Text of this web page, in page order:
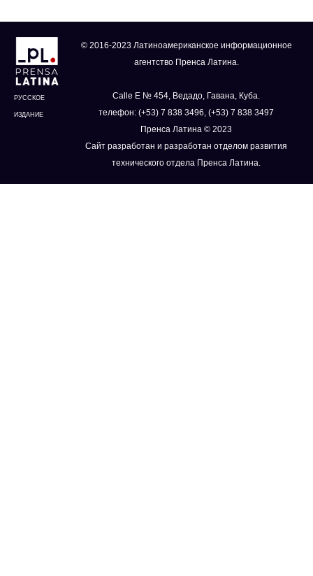
РУССКОЕ
ИЗДАНИЕ
© 2016-2023 Латиноамериканское информационное
агентство Пренса Латина.
Calle E № 454, Ведадо, Гавана, Куба.
телефон: (+53) 7 838 3496, (+53) 7 838 3497
Пренса Латина © 2023
Сайт разработан и разработан отделом развития
технического отдела Пренса Латина.